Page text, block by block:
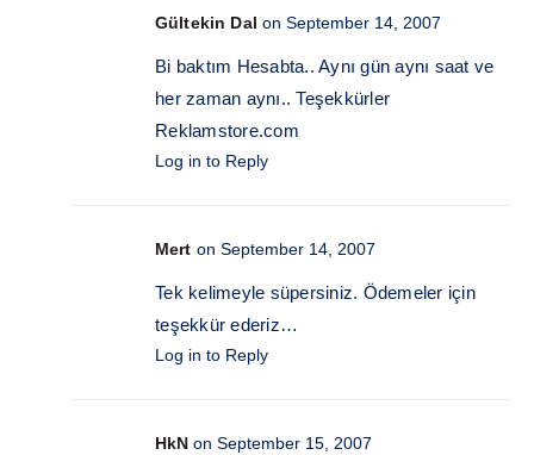
Gültekin Dal on September 14, 2007
Bi baktım Hesabta.. Aynı gün aynı saat ve
her zaman aynı.. Teşekkürler
Reklamstore.com
Log in to Reply
Mert on September 14, 2007
Tek kelimeyle süpersiniz. Ödemeler için
teşekkür ederiz…
Log in to Reply
HkN on September 15, 2007